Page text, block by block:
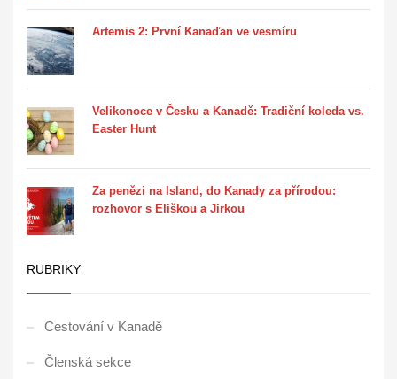
Artemis 2: První Kanaďan ve vesmíru
Velikonoce v Česku a Kanadě: Tradiční koleda vs.
Easter Hunt
Za penězi na Island, do Kanady za přírodou:
rozhovor s Eliškou a Jirkou
RUBRIKY
Cestování v Kanadě
Členská sekce